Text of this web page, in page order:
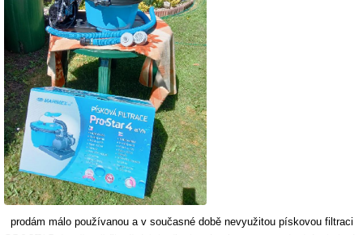
prodám málo používanou a v současné době nevyužitou pískovou filtraci